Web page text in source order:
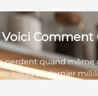
quand
jusqu'au dernier